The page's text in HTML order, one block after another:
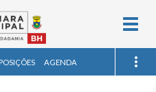
AGENDA